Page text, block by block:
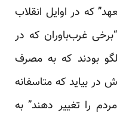
که در اوایل انقلاب
غرب‌باوران که در
بودند که به مصرف
در بیاید که متاسفانه
را تغییر دهند” به